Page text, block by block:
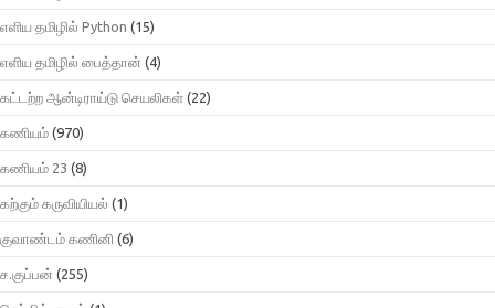
எளிய தமிழில் Python (15)
எளிய தமிழில் பைத்தான் (4)
கட்டற்ற ஆன்டிராய்டு செயலிகள் (22)
கணியம் (970)
கணியம் 23 (8)
கற்கும் கருவியியல் (1)
குவாண்டம் கணினி (6)
ச.குப்பன் (255)